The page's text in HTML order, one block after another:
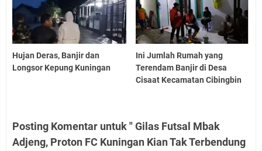
Hujan Deras, Banjir dan
Longsor Kepung Kuningan
Ini Jumlah Rumah yang
Terendam Banjir di Desa
Cisaat Kecamatan Cibingbin
Posting Komentar untuk " Gilas Futsal Mbak
Adjeng, Proton FC Kuningan Kian Tak Terbendung